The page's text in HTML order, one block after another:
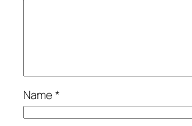
Name*